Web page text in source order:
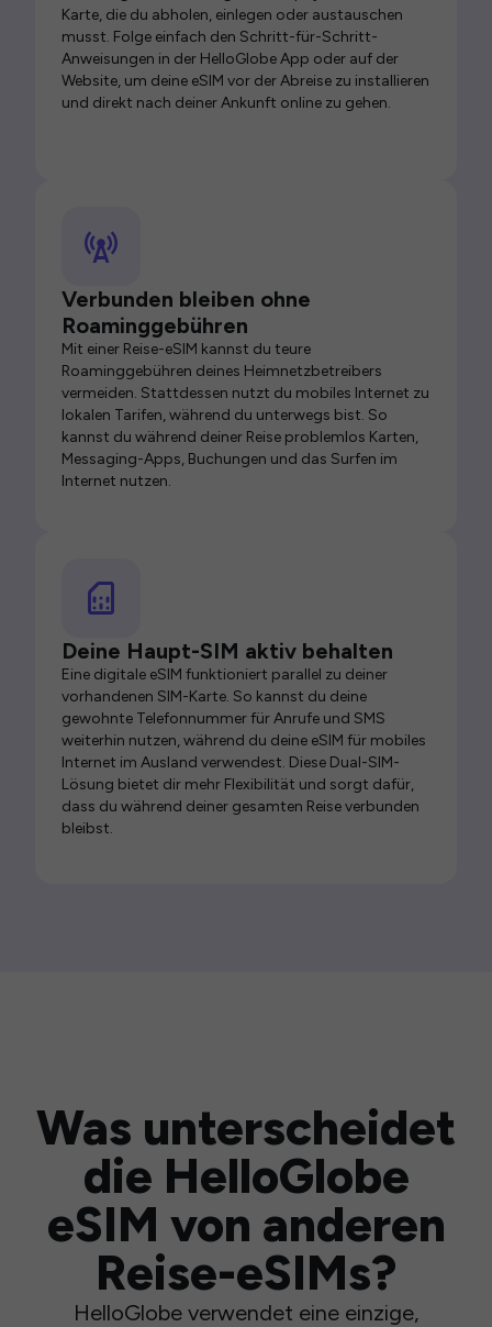
Karte, die du abholen, einlegen oder austauschen
musst. Folge einfach den Schritt-für-Schritt-
Anweisungen in der HelloGlobe App oder auf der
Website, um deine eSIM vor der Abreise zu installieren
und direkt nach deiner Ankunft online zu gehen.
Verbunden bleiben ohne
Roaminggebühren
Mit einer Reise-eSIM kannst du teure
Roaminggebühren deines Heimnetzbetreibers
vermeiden. Stattdessen nutzt du mobiles Internet zu
lokalen Tarifen, während du unterwegs bist. So
kannst du während deiner Reise problemlos Karten,
Messaging-Apps, Buchungen und das Surfen im
Internet nutzen.
Deine Haupt-SIM aktiv behalten
Eine digitale eSIM funktioniert parallel zu deiner
vorhandenen SIM-Karte. So kannst du deine
gewohnte Telefonnummer für Anrufe und SMS
weiterhin nutzen, während du deine eSIM für mobiles
Internet im Ausland verwendest. Diese Dual-SIM-
Lösung bietet dir mehr Flexibilität und sorgt dafür,
dass du während deiner gesamten Reise verbunden
bleibst.
Was unterscheidet
die HelloGlobe
eSIM von anderen
Reise-eSIMs?
HelloGlobe verwendet eine einzige,